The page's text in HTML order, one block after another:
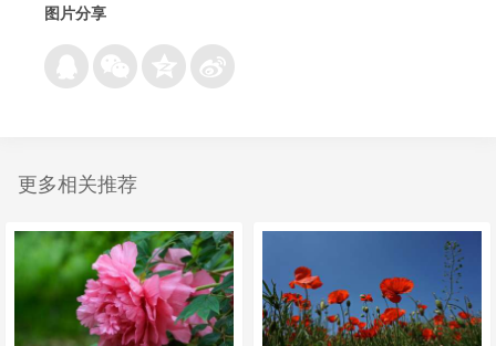
图片分享
更多相关推荐